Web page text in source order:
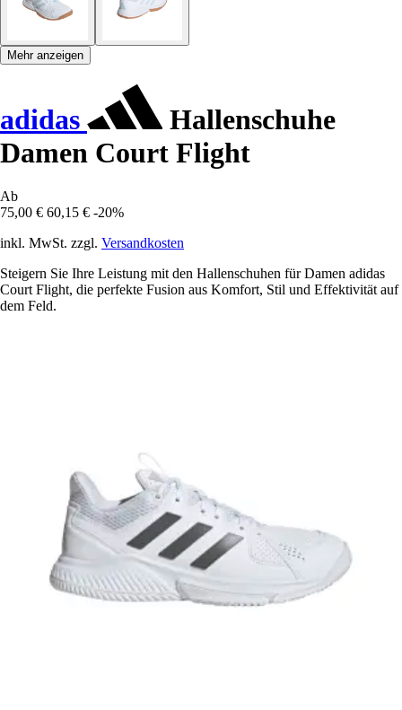
Mehr anzeigen
adidas
Hallenschuhe
Damen Court Flight
Ab
75,00 € 60,15 € -20%
inkl. MwSt. zzgl. Versandkosten
Steigern Sie Ihre Leistung mit den Hallenschuhen für Damen adidas
Court Flight, die perfekte Fusion aus Komfort, Stil und Effektivität auf
dem Feld.